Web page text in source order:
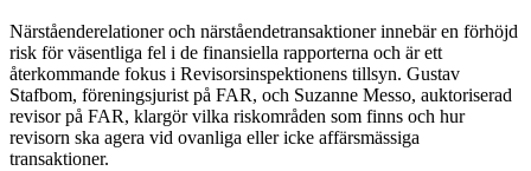
Närståenderelationer och närståendetransaktioner innebär en förhöjd
risk för väsentliga fel i de finansiella rapporterna och är ett
återkommande fokus i Revisorsinspektionens tillsyn. Gustav
Stafbom, föreningsjurist på FAR, och Suzanne Messo, auktoriserad
revisor på FAR, klargör vilka riskområden som finns och hur
revisorn ska agera vid ovanliga eller icke affärsmässiga
transaktioner.